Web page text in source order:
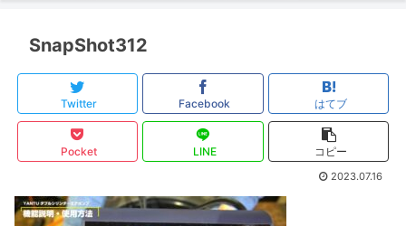
SnapShot312
Twitter Facebook はてブ
Pocket LINE コピー
2023.07.16